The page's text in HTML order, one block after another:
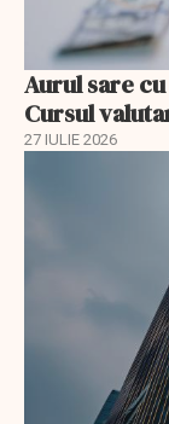
Aurul sare
Cursul
27 IULIE 2026